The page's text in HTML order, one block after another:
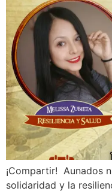
¡Compartir! Aunados
solidaridad y la